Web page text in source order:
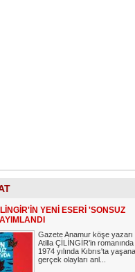
YENİ ESERİ 'SONSUZ
Gazete Anamur köşe yazarı
Atilla ÇİLİNGİR'in romanında
1974 yılında Kıbrıs'ta
gerçek olayları anl...